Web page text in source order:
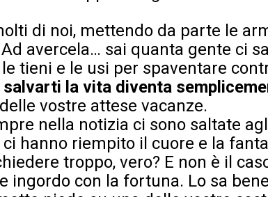
di noi, mettendo da parte le
Ad avercela… sai quanta gente ci
tieni e le usi per spaventare
salvarti la vita diventa
vostre attese vacanze.
nella notizia ci sono saltate
hanno riempito il cuore e la
troppo, vero? E non è il
ingordo con la fortuna. Lo sa